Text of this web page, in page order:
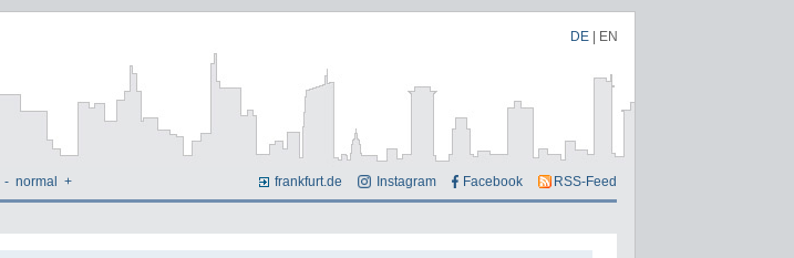
DE EN
- normal + frankfurt.de Instagram Facebook RSS-Feed